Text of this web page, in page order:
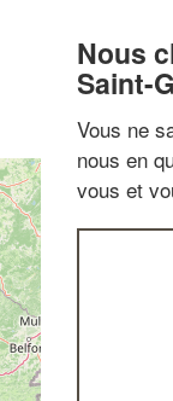
Nous
Saint-
Vous ne
nous en
vous et